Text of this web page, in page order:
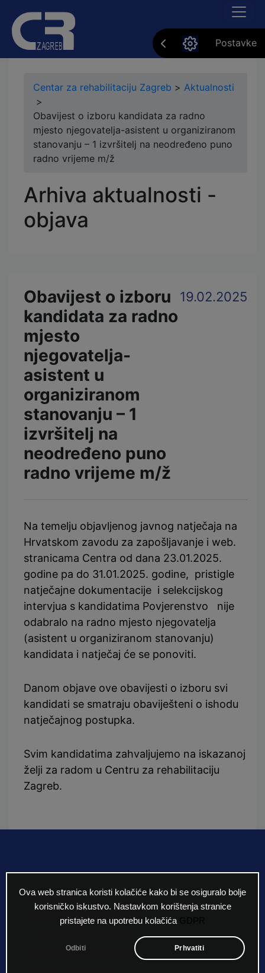
Ova web stranica koristi kolačiće kako bi se osiguralo bolje
korisničko iskustvo. Nastavkom korištenja stranice
pristajete na upotrebu kolačića
Odbiti Prhvatiti
Postavke
Centar za rehabilitaciju Zagreb > Aktualnosti
>
Obavijest o izboru kandidata za radno
mjesto njegovatelja-asistent u organiziranom
stanovanju – 1 izvršitelj na neodređeno puno
radno vrijeme m/ž
Arhiva aktualnosti -
objava
Obavijest o izboru
kandidata za radno
mjesto
njegovatelja-
asistent u
organiziranom
stanovanju – 1
izvršitelj na
neodređeno puno
radno vrijeme m/ž
19.02.2025
Na temelju objavljenog javnog natječaja na
Hrvatskom zavodu za zapošljavanje i web.
stranicama Centra od dana 23.01.2025.
godine pa do 31.01.2025. godine, pristigle
natječajne dokumentacije i selekcijskog
intervjua s kandidatima Povjerenstvo nije
odabralo na radno mjesto njegovatelja
(asistent u organiziranom stanovanju)
kandidata i natječaj će se ponoviti.
Danom objave ove obavijesti o izboru svi
kandidati se smatraju obaviješteni o ishodu
natječajnog postupka.
Svim kandidatima zahvaljujemo na iskazanoj
želji za radom u Centru za rehabilitaciju
Zagreb.
Naslovna
Natječaji za radna mjesta
Podružnice i radionice